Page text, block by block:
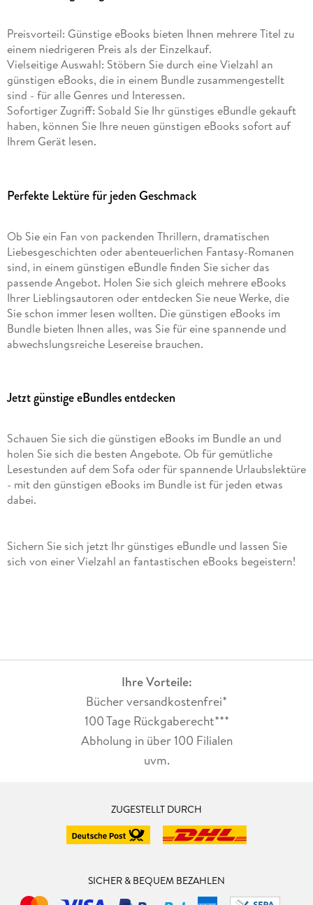
Preisvorteil: Günstige eBooks bieten Ihnen mehrere Titel zu
einem niedrigeren Preis als der Einzelkauf.
Vielseitige Auswahl: Stöbern Sie durch eine Vielzahl an
günstigen eBooks, die in einem Bundle zusammengestellt
sind - für alle Genres und Interessen.
Sofortiger Zugriff: Sobald Sie Ihr günstiges eBundle gekauft
haben, können Sie Ihre neuen günstigen eBooks sofort auf
Ihrem Gerät lesen.
Perfekte Lektüre für jeden Geschmack
Ob Sie ein Fan von packenden Thrillern, dramatischen
Liebesgeschichten oder abenteuerlichen Fantasy-Romanen
sind, in einem günstigen eBundle finden Sie sicher das
passende Angebot. Holen Sie sich gleich mehrere eBooks
Ihrer Lieblingsautoren oder entdecken Sie neue Werke, die
Sie schon immer lesen wollten. Die günstigen eBooks im
Bundle bieten Ihnen alles, was Sie für eine spannende und
abwechslungsreiche Lesereise brauchen.
Jetzt günstige eBundles entdecken
Schauen Sie sich die günstigen eBooks im Bundle an und
holen Sie sich die besten Angebote. Ob für gemütliche
Lesestunden auf dem Sofa oder für spannende Urlaubslektüre
- mit den günstigen eBooks im Bundle ist für jeden etwas
dabei.
Sichern Sie sich jetzt Ihr günstiges eBundle und lassen Sie
sich von einer Vielzahl an fantastischen eBooks begeistern!
Ihre Vorteile:
Bücher versandkostenfrei*
100 Tage Rückgaberecht***
Abholung in über 100 Filialen
uvm.
ZUGESTELLT DURCH
SICHER & BEQUEM BEZAHLEN